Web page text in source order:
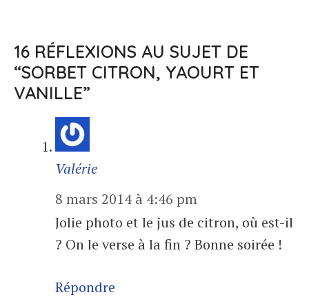
16 RÉFLEXIONS AU SUJET DE
“SORBET CITRON, YAOURT ET
VANILLE”
Valérie
8 mars 2014 à 4:46 pm
Jolie photo et le jus de citron, où est-il
? On le verse à la fin ? Bonne soirée !
Répondre